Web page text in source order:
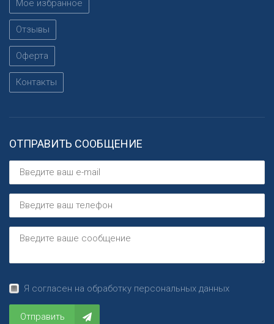
Мое избранное
Отзывы
Оферта
Контакты
ОТПРАВИТЬ СООБЩЕНИЕ
Я согласен на обработку персональных данных
Отправить